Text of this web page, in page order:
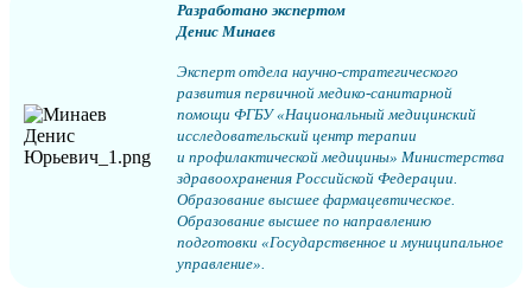
Разработано экспертом
Денис Минаев
Эксперт отдела научно-стратегического
развития первичной медико-санитарной
помощи ФГБУ «Национальный медицинский
исследовательский центр терапии
и профилактической медицины» Министерства
здравоохранения Российской Федерации.
Образование высшее фармацевтическое.
Образование высшее по направлению
подготовки «Государственное и муниципальное
управление».